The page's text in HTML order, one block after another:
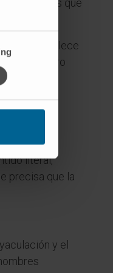
hay células que
se establece
vivo pero
literal,
precisa que la
y el